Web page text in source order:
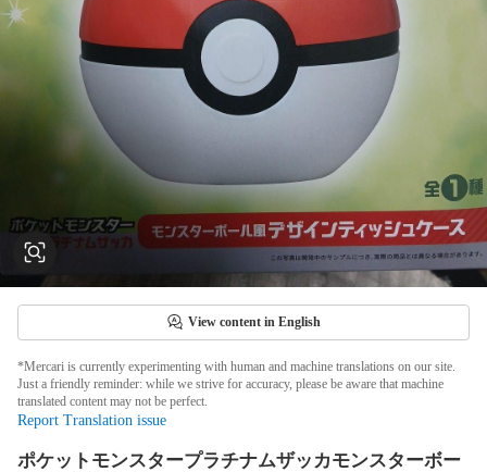
View content in English
*Mercari is currently experimenting with human and machine translations on our site.
Just a friendly reminder: while we strive for accuracy, please be aware that machine
translated content may not be perfect.
Report Translation issue
ポケットモンスタープラチナムザッカモンスターボー